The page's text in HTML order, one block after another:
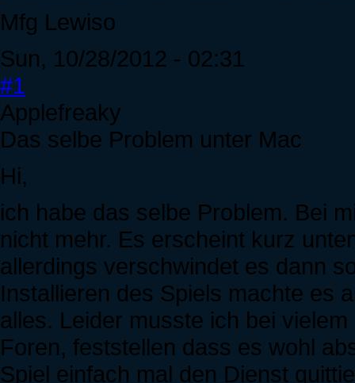
Mfg Lewiso
Sun, 10/28/2012 - 02:31
#1
Applefreaky
Das selbe Problem unter Mac
Hi,
ich habe das selbe Problem. Bei
nicht mehr. Es erscheint kurz
allerdings verschwindet es dann
Installieren des Spiels machte es
alles. Leider musste ich bei
Foren, feststellen dass es wohl
Spiel einfach mal den Dienst